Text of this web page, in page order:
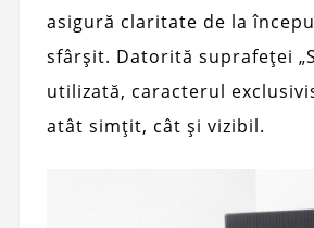
asigură claritate de la
sfârșit. Datorită suprafeței
utilizată, caracterul
atât simțit, cât și vizibil.